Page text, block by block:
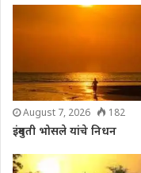
August 7, 2026 182
इंदुमती भोसले यांचे निधन